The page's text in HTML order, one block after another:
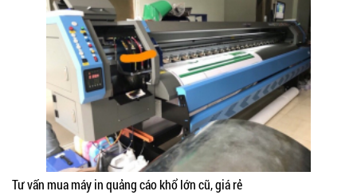
Tư vấn mua máy in quảng cáo khổ lớn cũ, giá rẻ